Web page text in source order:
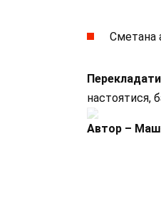
Сметана
настоятися,
Автор –